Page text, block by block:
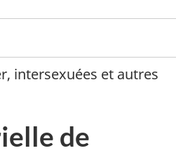
intersexuées et autres
de